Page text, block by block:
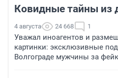
Ковидные тайны из
4 августа 24 668 1
Уважал иноагентов и
картинки: эксклюзивные
Волгограде мужчины за